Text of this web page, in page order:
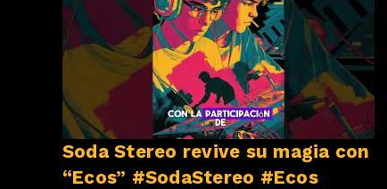
Soda Stereo revive su magia con
“Ecos” #SodaStereo #Ecos